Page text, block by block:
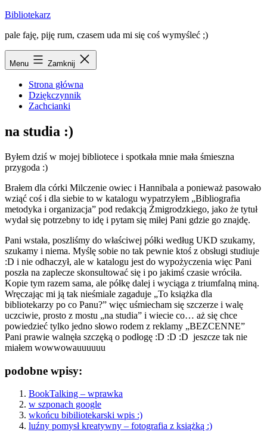
Przejdź
treści
Bibliotekarz
pale faję, piję rum, czasem uda mi się coś wymyśleć ;)
Menu Zamknij
Strona główna
Dziękczynnik
Zachcianki
na studia :)
Byłem dziś w mojej bibliotece i spotkała mnie mała śmieszna
przygoda :)
Brałem dla córki Milczenie owiec i Hannibala a ponieważ pasowało
wziąć coś i dla siebie to w katalogu wypatrzyłem „Bibliografia
metodyka i organizacja” pod redakcją Żmigrodzkiego, jako że tytuł
wydał się potrzebny to idę i pytam się miłej Pani gdzie go znajdę.
Pani wstała, poszliśmy do właściwej półki według UKD szukamy,
szukamy i niema. Myślę sobie no tak pewnie ktoś z obsługi studiuje
:D i nie odhaczył, ale w katalogu jest do wypożyczenia więc Pani
poszła na zaplecze skonsultować się i po jakimś czasie wróciła.
Kopie tym razem sama, ale półkę dalej i wyciąga z triumfalną miną.
Wręczając mi ją tak nieśmiale zagaduje „To książka dla
bibliotekarzy po co Panu?” więc uśmiecham się szczerze i walę
uczciwie, prosto z mostu „na studia” i wiecie co… aż się chce
powiedzieć tylko jedno słowo rodem z reklamy „BEZCENNE”
Pani prawie walnęła szczęką o podłogę :D :D :D jeszcze tak nie
miałem wowwowauuuuuu
podobne wpisy:
BookTalking – wprawka
w szponach google
wkońcu bibiliotekarski wpis :)
luźny pomysł kreatywny – fotografia z książką :)